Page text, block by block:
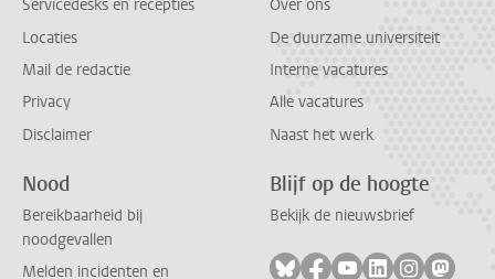
Servicedesks en recepties
Locaties
Mail de redactie
Privacy
Disclaimer
Over ons
De duurzame universiteit
Interne vacatures
Alle vacatures
Naast het werk
Nood
Bereikbaarheid bij
noodgevallen
Melden incidenten en
Blijf op de hoogte
Bekijk de nieuwsbrief
Volg ons op bluesky
Volg ons op facebook
Volg ons op
Volg ons op
Volg ons
Volg